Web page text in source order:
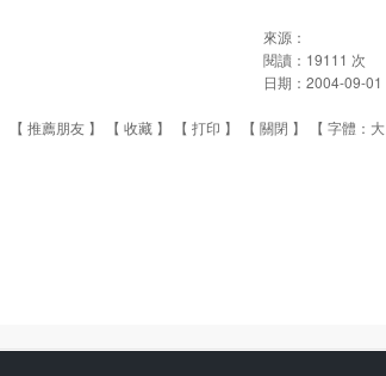
來源：
閱讀： 19111 次
日期： 2004-09-01
【 推薦朋友 】 【 收藏 】 【 打印 】 【 關閉 】 【 字體： 大